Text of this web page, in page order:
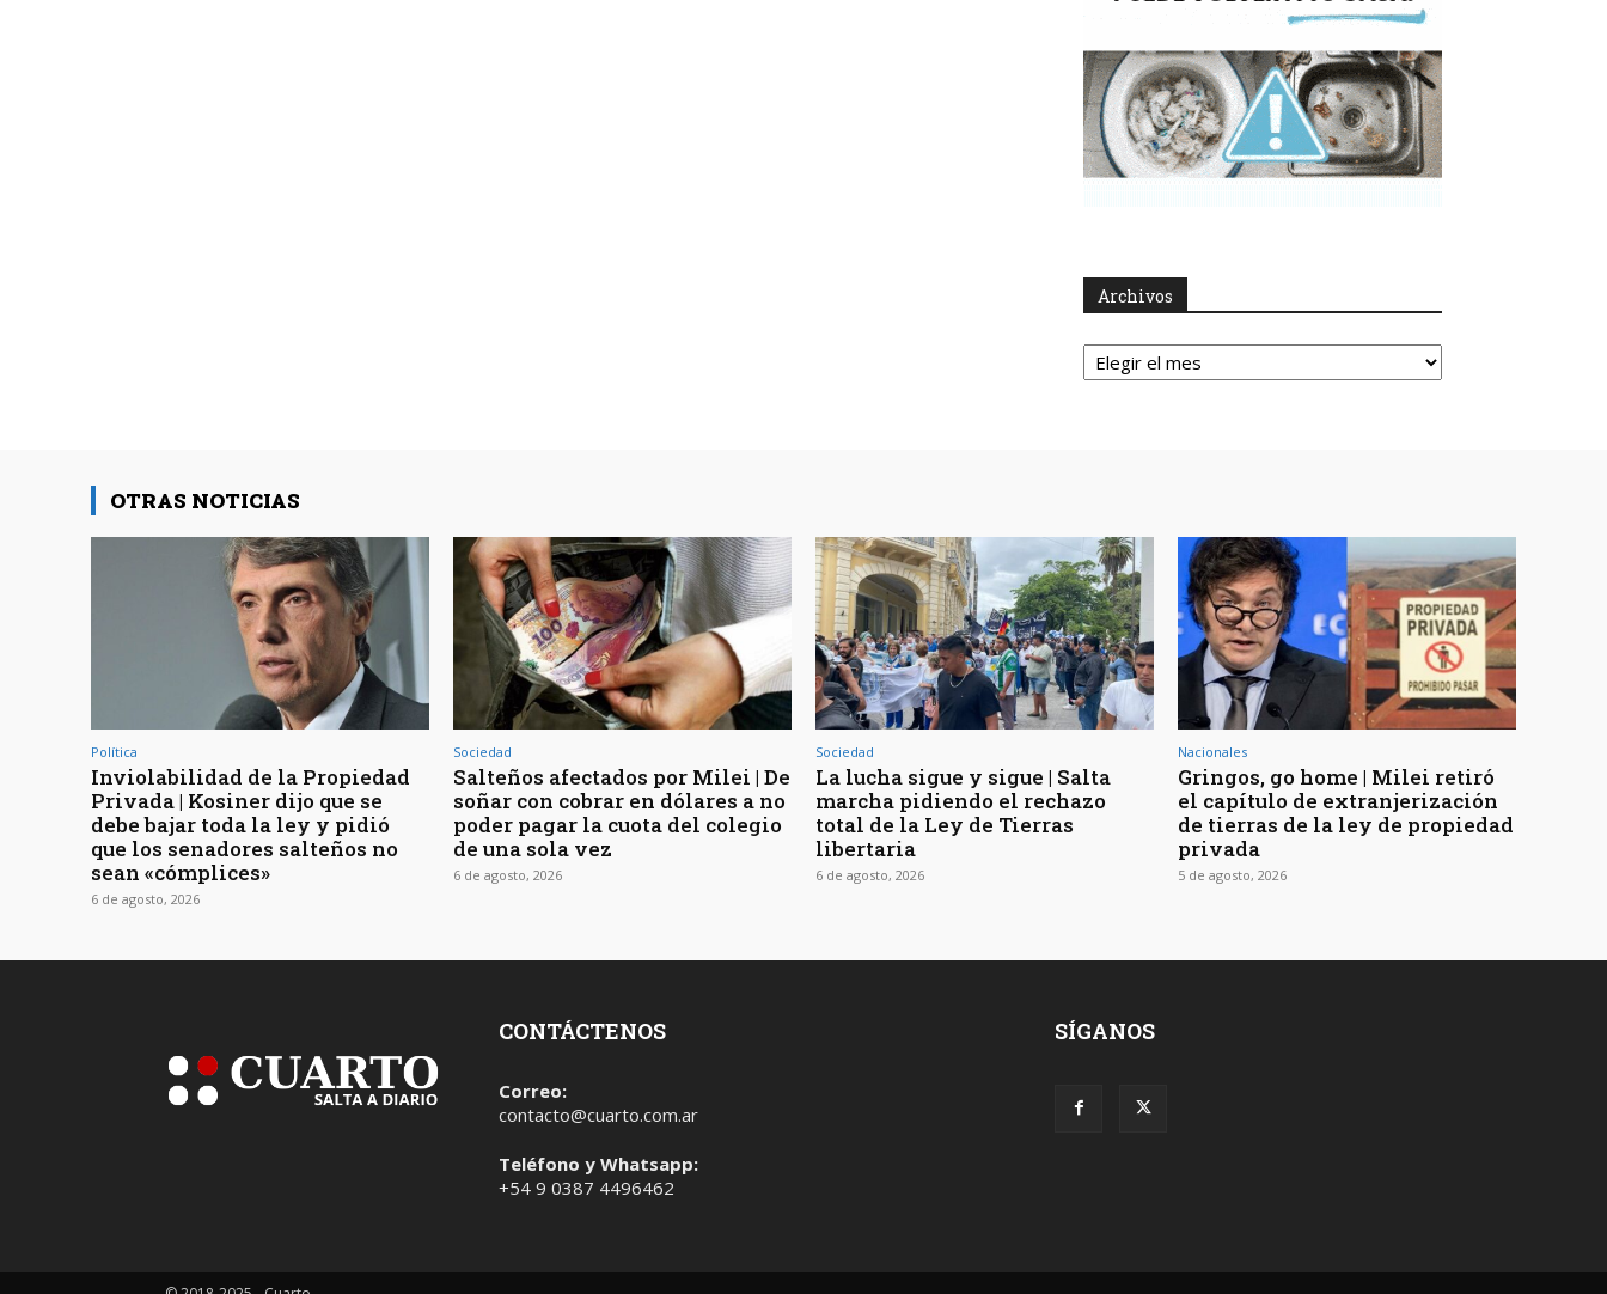
Archivos
Archivos
OTRAS NOTICIAS
Política
Inviolabilidad de la Propiedad
Privada | Kosiner dijo que se
debe bajar toda la ley y pidió
que los senadores salteños no
sean «cómplices»
6 de agosto, 2026
Sociedad
Salteños afectados por Milei | De
soñar con cobrar en dólares a no
poder pagar la cuota del colegio
de una sola vez
6 de agosto, 2026
Sociedad
La lucha sigue y sigue | Salta
marcha pidiendo el rechazo
total de la Ley de Tierras
libertaria
6 de agosto, 2026
Nacionales
Gringos, go home | Milei retiró
el capítulo de extranjerización
de tierras de la ley de propiedad
privada
5 de agosto, 2026
CONTÁCTENOS
Correo:
contacto@cuarto.com.ar
Teléfono y Whatsapp:
+54 9 0387 4496462
SÍGANOS